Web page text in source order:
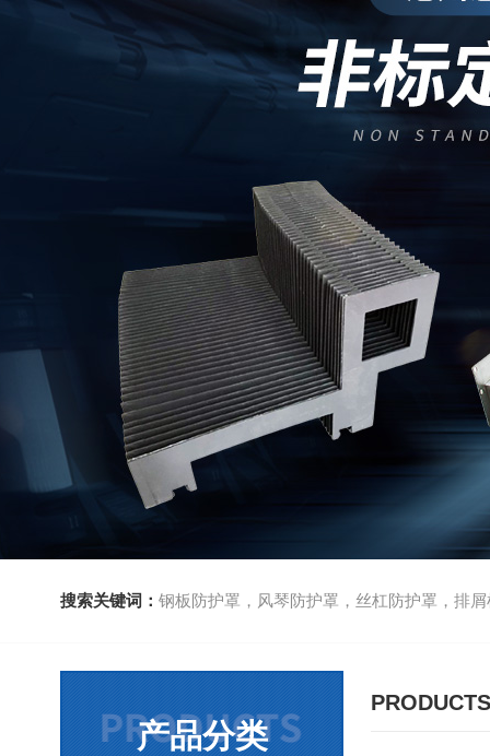
搜索关键词： 钢板防护罩，风琴防护罩，丝杠防护罩，排屑机
产品分类